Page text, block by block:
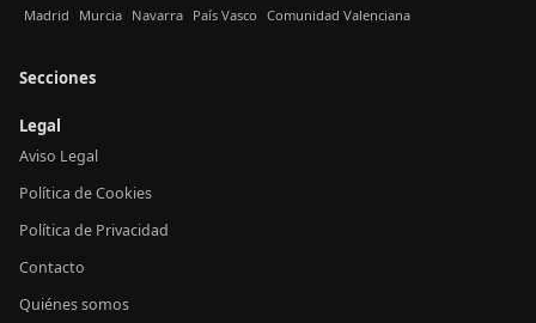
Madrid Murcia Navarra País Vasco Comunidad Valenciana
Secciones
Legal
Aviso Legal
Política de Cookies
Política de Privacidad
Contacto
Quiénes somos